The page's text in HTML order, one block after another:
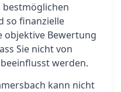
so finanzielle
objektive Bewertung
Sie nicht von
werden.
kann nicht